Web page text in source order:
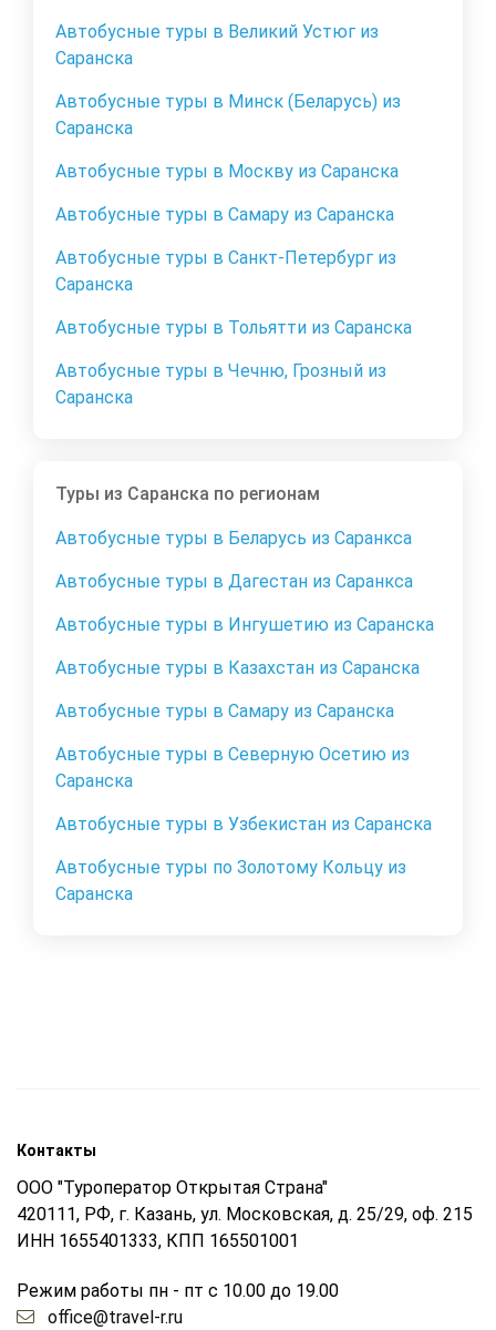
Автобусные туры в Великий Устюг из
Саранска
Автобусные туры в Минск (Беларусь) из
Саранска
Автобусные туры в Москву из Саранска
Автобусные туры в Самару из Саранска
Автобусные туры в Санкт-Петербург из
Саранска
Автобусные туры в Тольятти из Саранска
Автобусные туры в Чечню, Грозный из
Саранска
Туры из Саранска по регионам
Автобусные туры в Беларусь из Саранкса
Автобусные туры в Дагестан из Саранкса
Автобусные туры в Ингушетию из Саранска
Автобусные туры в Казахстан из Саранска
Автобусные туры в Самару из Саранска
Автобусные туры в Северную Осетию из
Саранска
Автобусные туры в Узбекистан из Саранска
Автобусные туры по Золотому Кольцу из
Саранска
Контакты
ООО "Туроператор Открытая Страна"
420111, РФ, г. Казань, ул. Московская, д. 25/29, оф. 215
ИНН 1655401333, КПП 165501001
Режим работы пн - пт с 10.00 до 19.00
office@travel-r.ru